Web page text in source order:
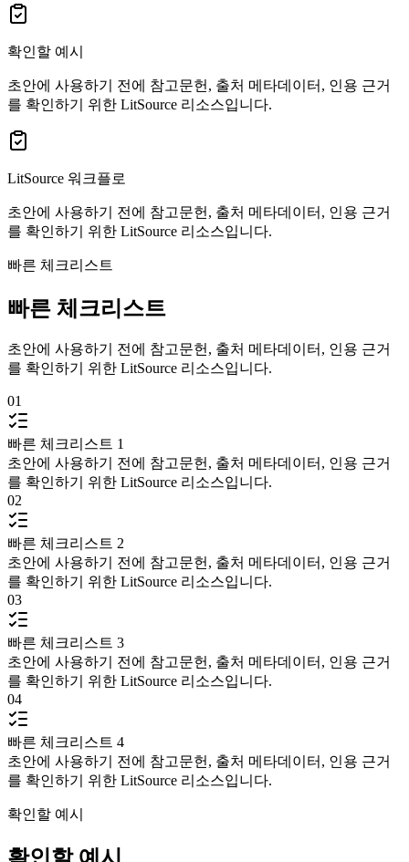
확인할 예시
초안에 사용하기 전에 참고문헌, 출처 메타데이터, 인용 근거
를 확인하기 위한 LitSource 리소스입니다.
LitSource 워크플로
초안에 사용하기 전에 참고문헌, 출처 메타데이터, 인용 근거
를 확인하기 위한 LitSource 리소스입니다.
빠른 체크리스트
빠른 체크리스트
초안에 사용하기 전에 참고문헌, 출처 메타데이터, 인용 근거
를 확인하기 위한 LitSource 리소스입니다.
01
빠른 체크리스트 1
초안에 사용하기 전에 참고문헌, 출처 메타데이터, 인용 근거
를 확인하기 위한 LitSource 리소스입니다.
02
빠른 체크리스트 2
초안에 사용하기 전에 참고문헌, 출처 메타데이터, 인용 근거
를 확인하기 위한 LitSource 리소스입니다.
03
빠른 체크리스트 3
초안에 사용하기 전에 참고문헌, 출처 메타데이터, 인용 근거
를 확인하기 위한 LitSource 리소스입니다.
04
빠른 체크리스트 4
초안에 사용하기 전에 참고문헌, 출처 메타데이터, 인용 근거
를 확인하기 위한 LitSource 리소스입니다.
확인할 예시